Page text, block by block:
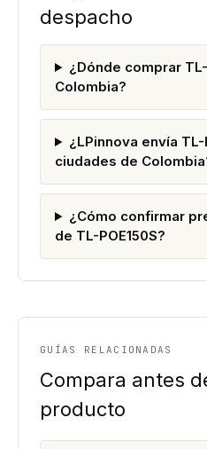
despacho
¿Dónde comprar TL-
Colombia?
¿LPinnova envía TL-
ciudades de
¿Cómo confirmar
de TL-POE150S?
GUÍAS RELACIONADAS
Compara antes
producto